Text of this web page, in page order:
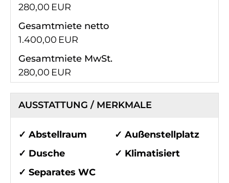
280,00 EUR
Gesamtmiete netto
1.400,00 EUR
Gesamtmiete MwSt.
280,00 EUR
AUSSTATTUNG / MERKMALE
✓ Abstellraum
✓ Außenstellplatz
✓ Dusche
✓ Klimatisiert
✓ Separates WC